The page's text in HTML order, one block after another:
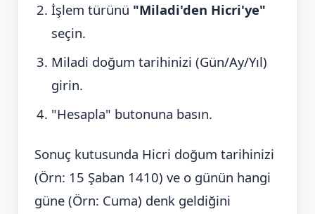
İşlem türünü "Miladi'den Hicri'ye"
seçin.
Miladi doğum tarihinizi (Gün/Ay/Yıl)
girin.
"Hesapla" butonuna basın.
Sonuç kutusunda Hicri doğum tarihinizi
(Örn: 15 Şaban 1410) ve o günün hangi
güne (Örn: Cuma) denk geldiğini